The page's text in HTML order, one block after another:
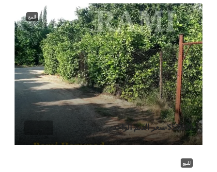
للبيع
$55,000/سعر الدنم الواحد
للبيع